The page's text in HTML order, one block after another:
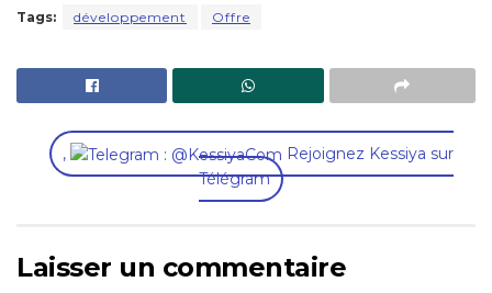
Tags: développement Offre
,
Rejoignez Kessiya sur
Télégram
Laisser un commentaire